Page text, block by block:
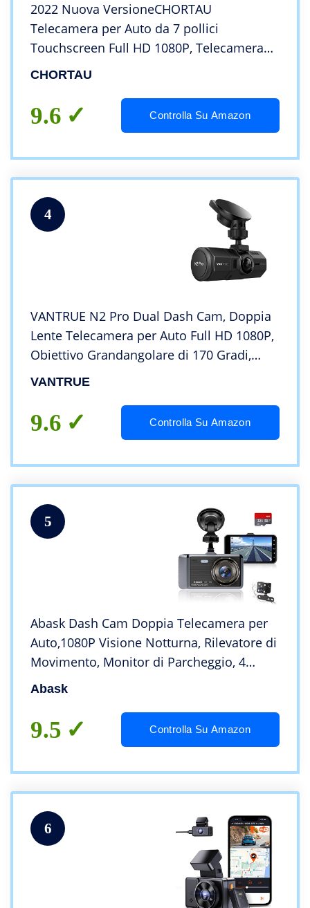
2022 Nuova VersioneCHORTAU
Telecamera per Auto da 7 pollici
Touchscreen Full HD 1080P, Telecamera
Grandangolare Anteriore e Telecamera
Monitoraggio Inverso
CHORTAU
9.6 Controlla Su Amazon
4
VANTRUE N2 Pro Dual Dash Cam, Doppia
Lente Telecamera per Auto Full HD 1080P,
Obiettivo Grandangolare di 170 Gradi,
Visione Notturna, Rilevatore di Movimento
VANTRUE
9.6 Controlla Su Amazon
5
Abask Dash Cam Doppia Telecamera per
Auto,1080P Visione Notturna, Rilevatore di
Movimento, Monitor di Parcheggio, 4
Pollici Obiettivo Grandangolare di 310°,
Abask
9.5 Controlla Su Amazon
6